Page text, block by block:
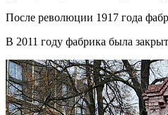
После революции 1917 года
В 2011 году фабрика была